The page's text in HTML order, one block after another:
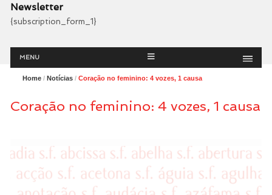
Newsletter
{subscription_form_1}
Menu
MENU
Home/ Notícias/ Coração no feminino: 4 vozes, 1 causa
Coração no feminino: 4 vozes, 1 causa